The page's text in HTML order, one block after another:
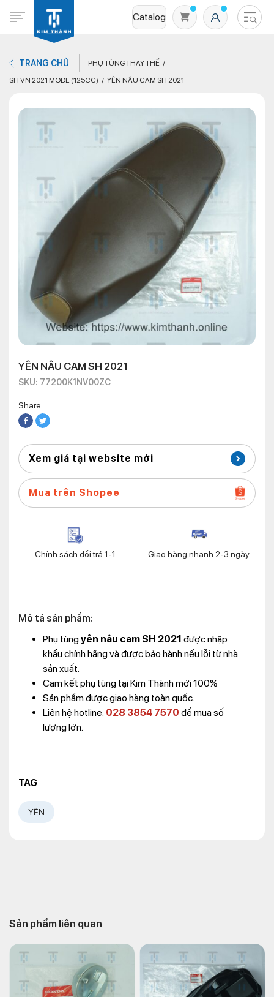
Catalog
Không có sản phẩm nào trong giỏ hàng
TRANG CHỦ
PHỤ TÙNG THAY THẾ
SH VN 2021 MODE (125CC)
YÊN NÂU CAM SH 2021
YÊN NÂU CAM SH 2021
SKU: 77200K1NV00ZC
Share:
Xem giá tại website mới
Mua trên Shopee
Chính sách đổi trả 1-1 Giao hàng nhanh 2-3 ngày
Mô tả sản phẩm:
Phụ tùngyên nâu cam SH 2021 được nhập
khẩu chính hãng và được bảo hành nếu lỗi từ nhà
sản xuất.
Cam kết phụ tùng tại Kim Thành mới 100%
Sản phẩm được giao hàng toàn quốc.
Liên hệ hotline: 028 3854 7570 để mua số
lượng lớn.
TAG
YÊN
Sản phẩm liên quan